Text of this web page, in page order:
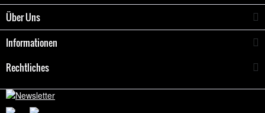
Über Uns
Informationen
Rechtliches